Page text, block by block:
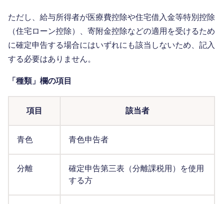
ただし、給与所得者が医療費控除や住宅借入金等特別控除
（住宅ローン控除）、寄附金控除などの適用を受けるため
に確定申告する場合にはいずれにも該当しないため、記入
する必要はありません。
「種類」欄の項目
項目 該当者
青色 青色申告者
分離
確定申告第三表（分離課税用）を使用
する方